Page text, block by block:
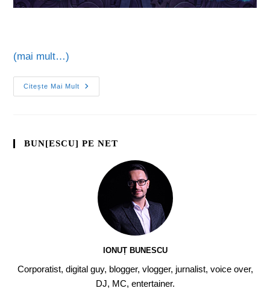
(mai mult…)
Citește Mai Mult
BUN[ESCU] PE NET
IONUȚ BUNESCU
Corporatist, digital guy, blogger, vlogger, jurnalist, voice over,
DJ, MC, entertainer.